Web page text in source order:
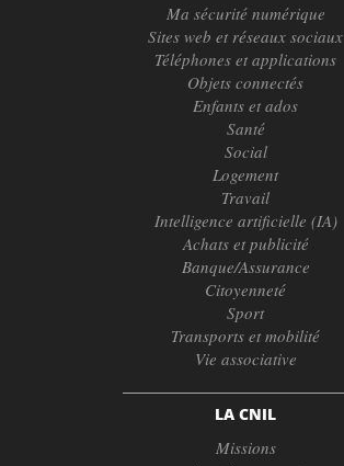
Ma sécurité numérique
Sites web et réseaux sociaux
Téléphones et applications
Objets connectés
Enfants et ados
Santé
Social
Logement
Travail
Intelligence artificielle (IA)
Achats et publicité
Banque/Assurance
Citoyenneté
Sport
Transports et mobilité
Vie associative
LA CNIL
Missions